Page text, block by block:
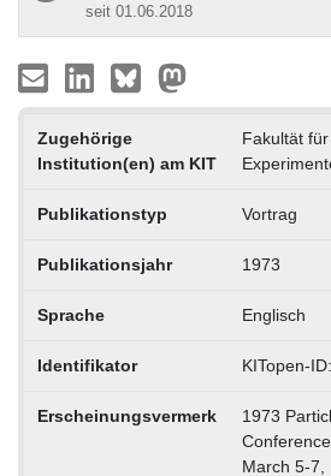
seit 01.06.2018
Zugehörige
Institution(en) am KIT
Fakultät
Publikationstyp Vortrag
Publikationsjahr 1973
Sprache Englisch
Identifikator KITopen-
Erscheinungsvermerk
1973
March 5-7,